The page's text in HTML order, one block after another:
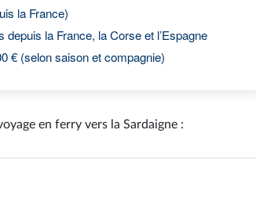
la France)
la France, la Corse et l’Espagne
€ (selon saison et compagnie)
en ferry vers la Sardaigne :